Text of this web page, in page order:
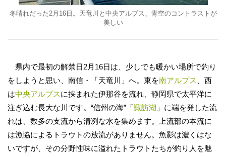
冬晴れだった2月16日。天竜川と中央アルプス、青空のコントラストが
美しい
県内で最初の解禁日2月16日は、少しでも暖かい場所で釣り
をしようと思い、南信・「天竜川」へ。東を南アルプス
、西
は中央アルプスに挟まれた伊那谷を流れ、静岡県で太平洋に
注ぎ込む長大な川です。“信州の海”「諏訪湖 」に端を発した流
れは、数多の支流から清冽な水を集めます。上流部の本流に
は漁協によるトラウトの放流がありません。魚影は濃くはな
いですが、その分野性味に溢れたトラウトたちが釣り人を魅